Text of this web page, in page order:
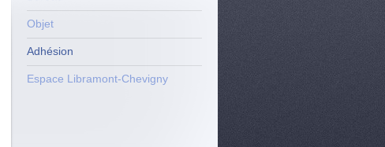
Objet
Adhésion
Espace Libramont-Chevigny